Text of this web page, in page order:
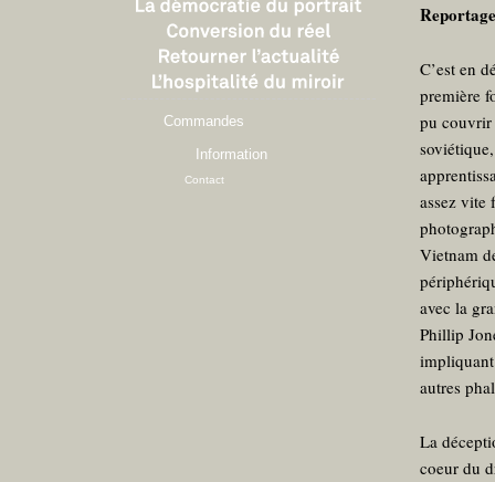
Commandes
Information
Contact
C’est en
première
pu couvrir
assez vite
Vietnam
avec la
Phillip
autres
La
coeur du